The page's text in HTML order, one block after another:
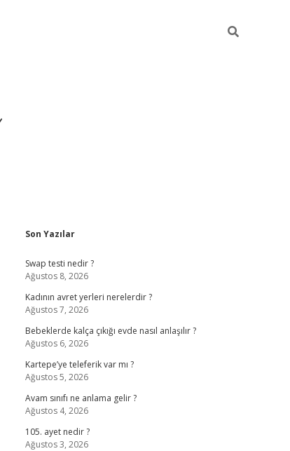
Sidebar
Son Yazılar
Swap testi nedir ?
Ağustos 8, 2026
Kadının avret yerleri nerelerdir ?
Ağustos 7, 2026
Bebeklerde kalça çıkığı evde nasıl anlaşılır ?
Ağustos 6, 2026
Kartepe’ye teleferik var mı ?
Ağustos 5, 2026
Avam sınıfı ne anlama gelir ?
Ağustos 4, 2026
105. ayet nedir ?
Ağustos 3, 2026